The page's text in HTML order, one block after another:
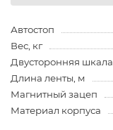
Автостоп
Вес, кг
Двусторонняя шкала
Длина ленты, м
Магнитный зацеп
Материал корпуса